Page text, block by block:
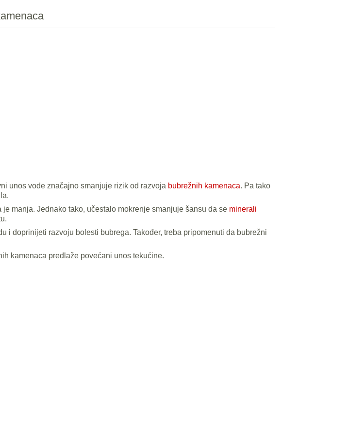
unos vode značajno smanjuje rizik od razvoja bubrežnih kamenaca. Pa tako
manja. Jednako tako, učestalo mokrenje smanjuje šansu da se minerali
i doprinijeti razvoju bolesti bubrega. Također, treba pripomenuti da bubrežni
kamenaca predlaže povećani unos tekućine.